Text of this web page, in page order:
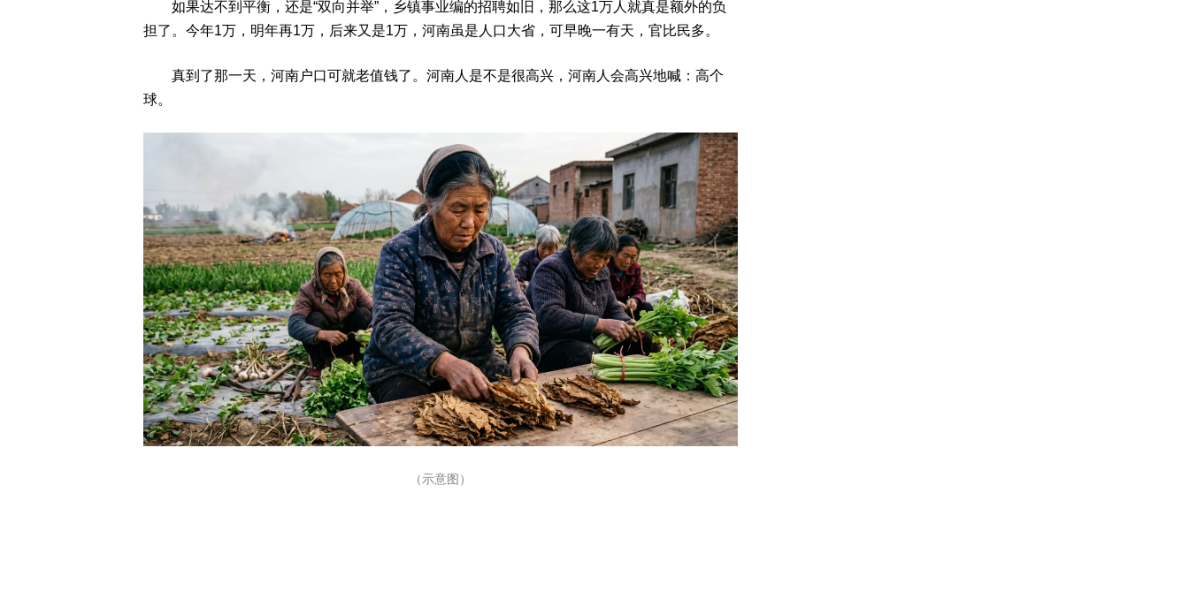
如果达不到平衡，还是“双向并举”，乡镇事业编的招聘如旧，那么这1万人就真是额外的负
担了。今年1万，明年再1万，后来又是1万，河南虽是人口大省，可早晚一有天，官比民多。
真到了那一天，河南户口可就老值钱了。河南人是不是很高兴，河南人会高兴地喊：高个
球。
（示意图）